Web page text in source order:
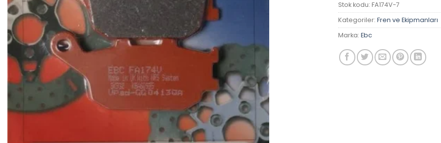
Stok kodu: FA174V-7
Kategoriler: Fren ve Ekipmanları
Marka: Ebc